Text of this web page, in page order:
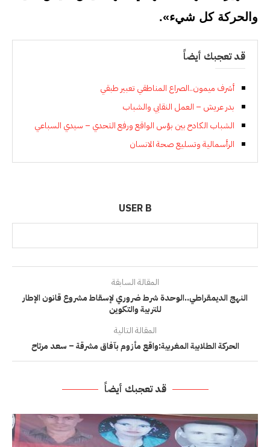
والحركة كل شيء».
قد تعجبك أيضاً
أشرف ميمون..الصراع المناطقي تعبير طبقي
بدر عريش – العمل النقابي والشباب
الشباب الكادح بين بؤس الواقع ورفع التحدي – سيدي السباعي
الرأسمالية وتسليع صحة الانسان
USER B
المقالة السابقة
النهج الديمقراطي..الوحدة شرط ضروري لإسقاط مشروع قانون الإطار
للتربية والتكوين
المقالة التالية
الحركة الطلابية المغربية:واقع مأزوم بآفاق مشرقة – سعد مرتاح
قد تعجبك أيضاً